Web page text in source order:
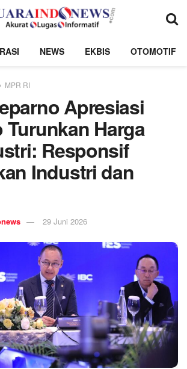
NEWS EKBIS OTOMOTIF
MPR RI
Apresiasi
Turunkan Harga
Responsif
Industri dan
29 Juni 2026